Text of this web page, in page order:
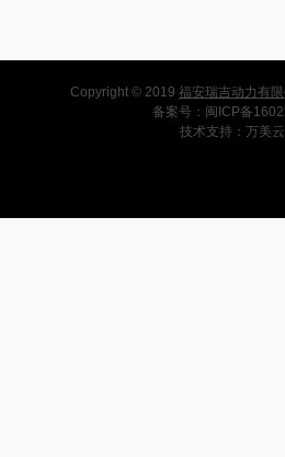
Copyright © 2019 福安瑞吉动力有限
备案号： 闽ICP备
技术支持： 万美